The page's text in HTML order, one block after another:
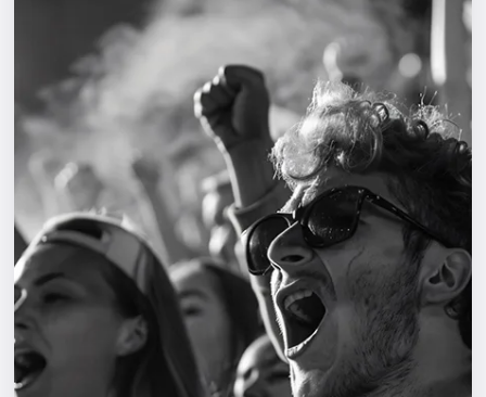
Квесты
Экскурсии
Спорт
События
Города
Площадки
Артисты